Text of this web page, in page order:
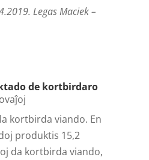
Legas Maciek –
de kortbirdaro
kortbirda viando. En
produktis 15,2
da kortbirda viando,